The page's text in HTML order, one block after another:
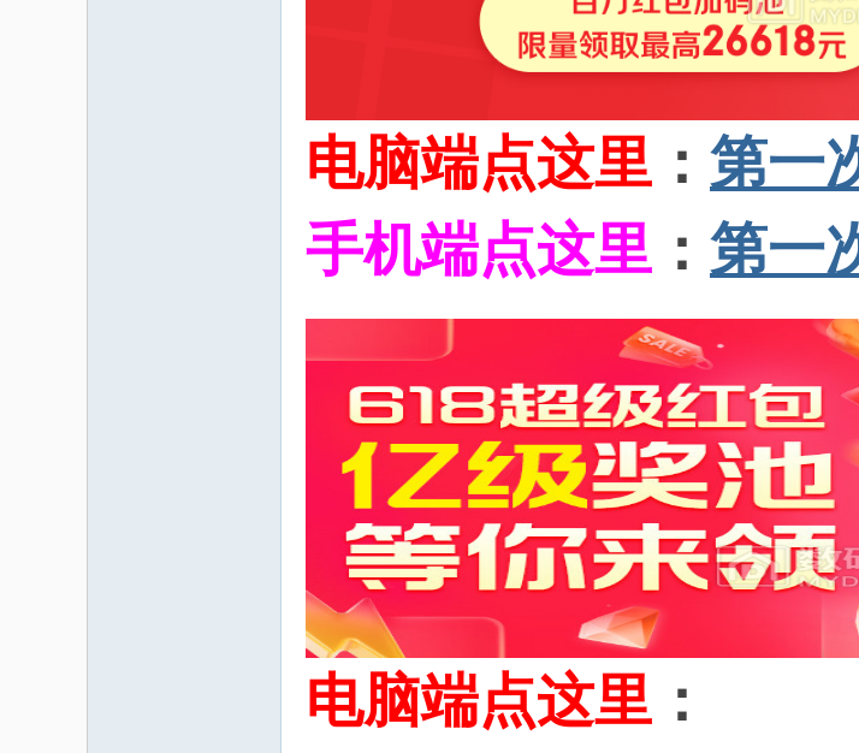
电脑端点这里 ： 第一
手机端点这里 ： 第一
电脑端点这里 ：